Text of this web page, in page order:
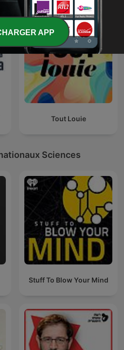
Tout Louie
Sciences
Stuff To Blow Your Mind
APP